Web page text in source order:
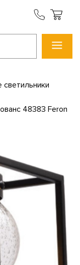
светильники
48383 Feron